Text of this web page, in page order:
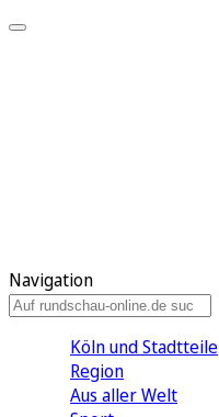
Navigation
Köln und Stadtteile
Region
Aus aller Welt